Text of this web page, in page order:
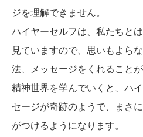
ジを理解できません。
ハイヤーセルフは、私たちと
見ていますので、思いもよら
法、メッセージをくれること
精神世界を学んでいくと、ハ
セージが奇跡のようで、まさ
がつけるようになります。